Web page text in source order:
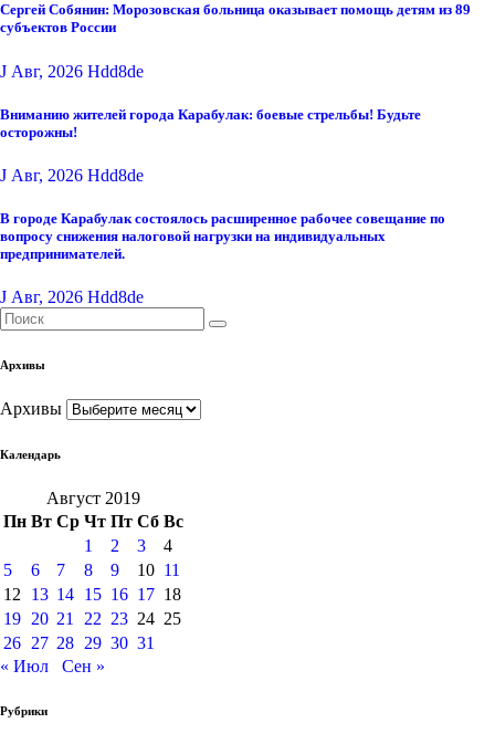
Сергей Собянин: Морозовская больница оказывает помощь детям из 89
субъектов России
J Авг, 2026 Hdd8de
Вниманию жителей города Карабулак: боевые стрельбы! Будьте
осторожны!
J Авг, 2026 Hdd8de
В городе Карабулак состоялось расширенное рабочее совещание по
вопросу снижения налоговой нагрузки на индивидуальных
предпринимателей.
J Авг, 2026 Hdd8de
Архивы
Архивы
Календарь
Август 2019
Пн Вт Ср Чт Пт Сб Вс
1
2 3
4
5
6 7 8 9 10 11
12
13 14 15 16 17 18
19 20 21 22 23 24 25
26 27 28 29 30 31
« Июл
Сен »
Рубрики